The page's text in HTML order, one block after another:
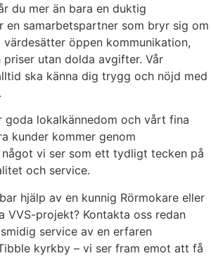
du mer än bara en duktig
en samarbetspartner som bryr sig om
öppen kommunikation,
utan dolda avgifter. Vår
ska känna dig trygg och nöjd med
goda lokalkännedom och vårt fina
kunder kommer genom
något vi ser som ett tydligt tecken på
och service.
hjälp av en kunnig Rörmokare eller
VVS-projekt? Kontakta oss redan
service av en erfaren
kyrkby – vi ser fram emot att få